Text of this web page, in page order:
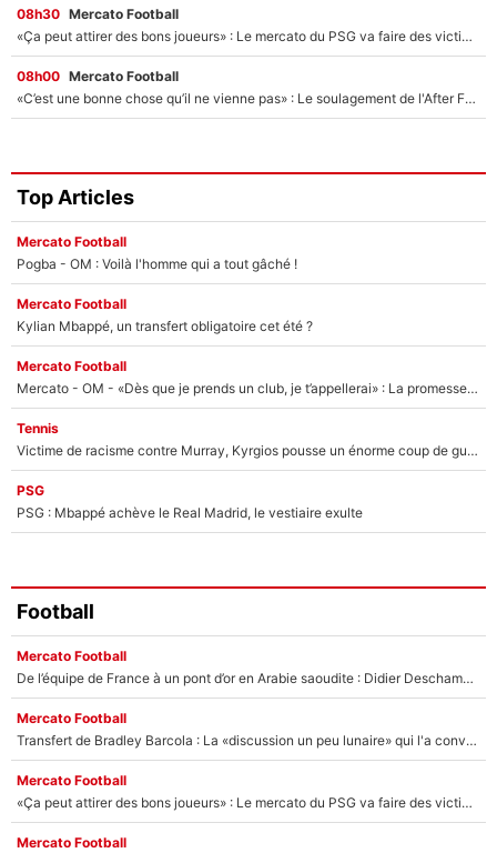
08h30 Mercato Football
«Ça peut attirer des bons joueurs» : Le mercato du PSG va faire des victimes dans l'effectif de Luis Enrique ?
08h00 Mercato Football
«C’est une bonne chose qu’il ne vienne pas» : Le soulagement de l'After Foot après le transfert avorté de Yan Diomandé au PSG
Top Articles
Mercato Football
Pogba - OM : Voilà l'homme qui a tout gâché !
Mercato Football
Kylian Mbappé, un transfert obligatoire cet été ?
Mercato Football
Mercato - OM - «Dès que je prends un club, je t’appellerai» : La promesse de Marcelino au moment de claquer la porte
Tennis
Victime de racisme contre Murray, Kyrgios pousse un énorme coup de gueule !
PSG
PSG : Mbappé achève le Real Madrid, le vestiaire exulte
Football
Mercato Football
De l’équipe de France à un pont d’or en Arabie saoudite : Didier Deschamps a donné sa réponse !
Mercato Football
Transfert de Bradley Barcola : La «discussion un peu lunaire» qui l'a convaincu de quitter le PSG, son entourage est pointé du doigt
Mercato Football
«Ça peut attirer des bons joueurs» : Le mercato du PSG va faire des victimes dans l'effectif de Luis Enrique ?
Mercato Football